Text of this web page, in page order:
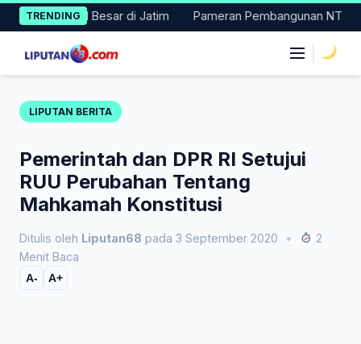
Skip
to
content
TRENDING
11 Besar di Jatim Pameran Pembangunan NTT
LIPUTAN BERITA
Pemerintah dan DPR RI Setujui
RUU Perubahan Tentang
Mahkamah Konstitusi
Ditulis oleh Liputan68 pada 3 September 2020 •
2
Menit Baca
A- A+